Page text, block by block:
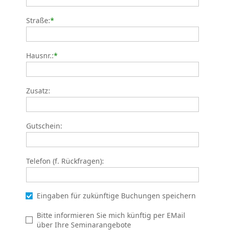
Straße:*
Hausnr.:*
Zusatz:
Gutschein:
Telefon (f. Rückfragen):
Eingaben für zukünftige Buchungen speichern
Bitte informieren Sie mich künftig per EMail
über Ihre Seminarangebote